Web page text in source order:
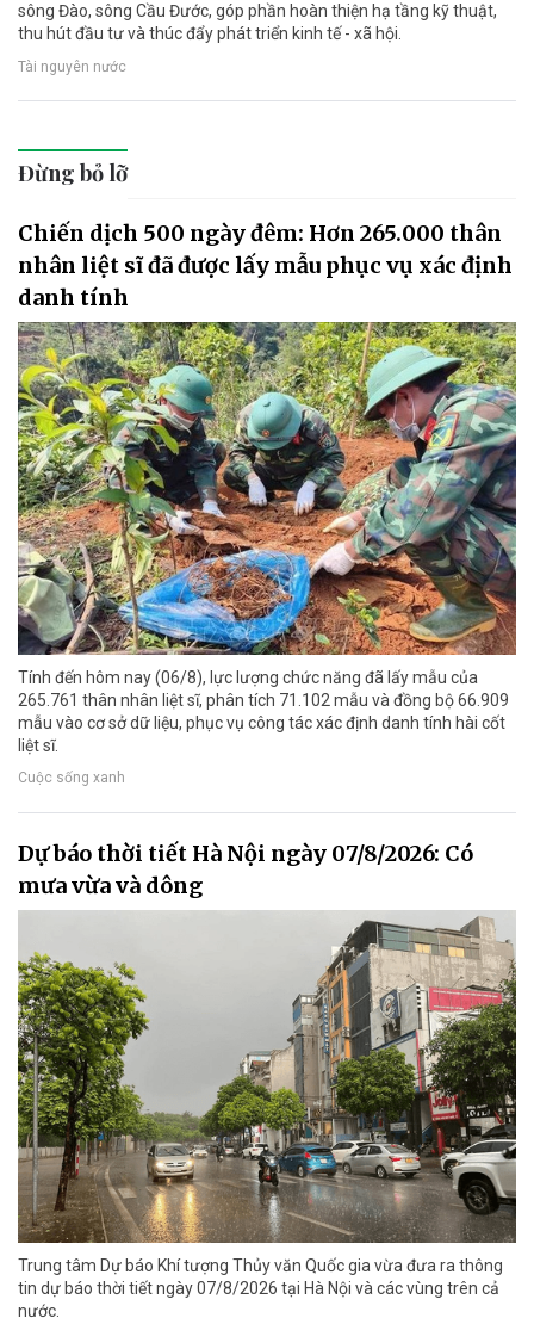
sông Đào, sông Cầu Đước, góp phần hoàn thiện hạ tầng kỹ thuật,
thu hút đầu tư và thúc đẩy phát triển kinh tế - xã hội.
Tài nguyên nước
Đừng bỏ lỡ
Chiến dịch 500 ngày đêm: Hơn 265.000 thân
nhân liệt sĩ đã được lấy mẫu phục vụ xác định
danh tính
Tính đến hôm nay (06/8), lực lượng chức năng đã lấy mẫu của
265.761 thân nhân liệt sĩ, phân tích 71.102 mẫu và đồng bộ 66.909
mẫu vào cơ sở dữ liệu, phục vụ công tác xác định danh tính hài cốt
liệt sĩ.
Cuộc sống xanh
Dự báo thời tiết Hà Nội ngày 07/8/2026: Có
mưa vừa và dông
Trung tâm Dự báo Khí tượng Thủy văn Quốc gia vừa đưa ra thông
tin dự báo thời tiết ngày 07/8/2026 tại Hà Nội và các vùng trên cả
nước.